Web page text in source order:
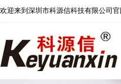
欢迎来到深圳市科源信科技有限公司官